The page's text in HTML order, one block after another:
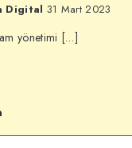
Digital 31 Mart 2023
yönetimi […]